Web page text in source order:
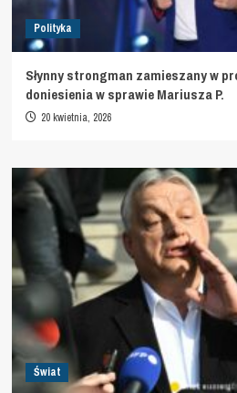
Polityka
Słynny strongman zamieszany w
doniesienia w sprawie Mariusza P.
20 kwietnia, 2026
Świat